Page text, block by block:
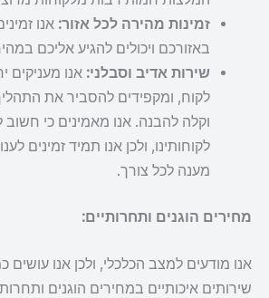
זמינות מהירה לכל אזור: אנו
באזורכם ויכולים להגיע אליכם
שירות אדיב וסבלני: אנו מעניקים
לקוח, ומקפידים להסביר את
וקלה להבנה. אנו מאמינים כי חשוב
לקוחותינו, ולכן אנו תמיד זמינים
מענה לכל צורך.
מחירים הוגנים ותחרותיים:
אנו מודעים למצב הכלכלי, ולכן אנו עושים
שירותים איכותיים במחירים הוגנים